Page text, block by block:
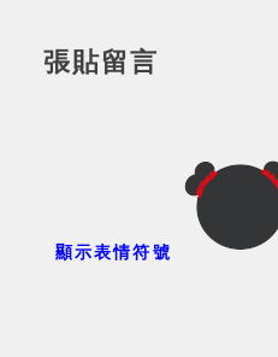
張貼留言
顯示表情符號